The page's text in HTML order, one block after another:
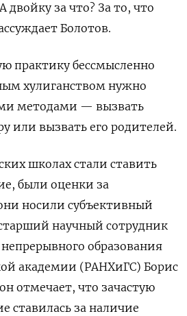
двойку за что? За то, что
Болотов.
практику бессмысленно
хулиганством нужно
методами — вызвать
или вызвать его родителей.
школах стали ставить
были оценки за
носили субъективный
научный сотрудник
образования
академии (РАНХиГС) Борис
отмечает, что зачастую
ставилась за наличие